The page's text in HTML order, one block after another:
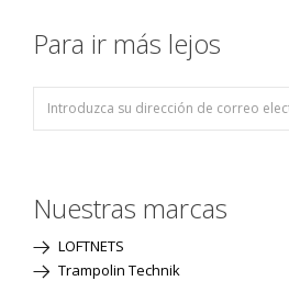
Para ir más lejos
Nuestras marcas
LOFTNETS
Trampolin Technik